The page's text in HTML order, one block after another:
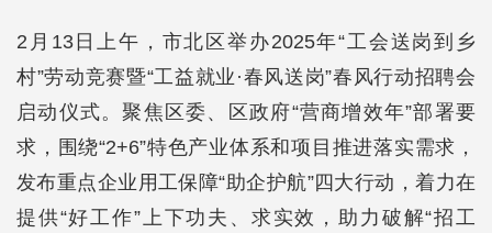
2月13日上午，市北区举办2025年“工会送岗到乡
村”劳动竞赛暨“工益就业·春风送岗”春风行动招聘会
启动仪式。聚焦区委、区政府“营商增效年”部署要
求，围绕“2+6”特色产业体系和项目推进落实需求，
发布重点企业用工保障“助企护航”四大行动，着力在
提供“好工作”上下功夫、求实效，助力破解“招工